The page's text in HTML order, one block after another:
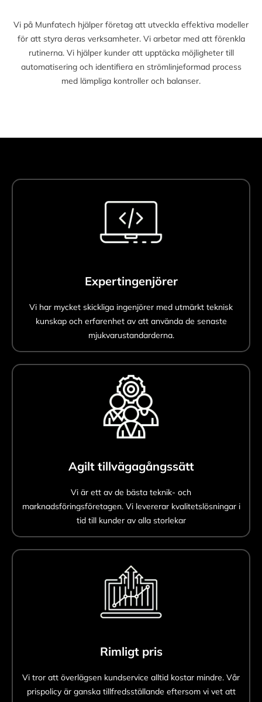
Vi på Munfatech hjälper företag att utveckla effektiva modeller
för att styra deras verksamheter. Vi arbetar med att förenkla
rutinerna. Vi hjälper kunder att upptäcka möjligheter till
automatisering och identifiera en strömlinjeformad process
med lämpliga kontroller och balanser.
Expertingenjörer
Vi har mycket skickliga ingenjörer med utmärkt teknisk
kunskap och erfarenhet av att använda de senaste
mjukvarustandarderna.
Agilt tillvägagångssätt
Vi är ett av de bästa teknik- och
marknadsföringsföretagen. Vi levererar kvalitetslösningar i
tid till kunder av alla storlekar
Rimligt pris
Vi tror att överlägsen kundservice alltid kostar mindre. Vår
prispolicy är ganska tillfredsställande eftersom vi vet att